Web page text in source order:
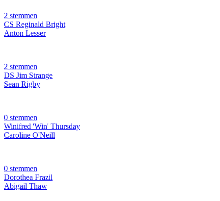
2 stemmen
CS Reginald Bright
Anton Lesser
2 stemmen
DS Jim Strange
Sean Rigby
0 stemmen
Winifred 'Win' Thursday
Caroline O'Neill
0 stemmen
Dorothea Frazil
Abigail Thaw